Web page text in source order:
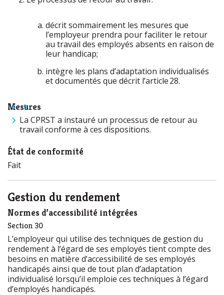
décrit sommairement les mesures que
l’employeur prendra pour faciliter le retour
au travail des employés absents en raison de
leur handicap;
intègre les plans d’adaptation individualisés
et documentés que décrit l’article 28.
Mesures
La CPRST a instauré un processus de retour au
travail conforme à ces dispositions.
État de conformité
Fait
Gestion du rendement
Normes d’accessibilité intégrées
Section 30
L’employeur qui utilise des techniques de gestion du
rendement à l’égard de ses employés tient compte des
besoins en matière d’accessibilité de ses employés
handicapés ainsi que de tout plan d’adaptation
individualisé lorsqu’il emploie ces techniques à l’égard
d’employés handicapés.